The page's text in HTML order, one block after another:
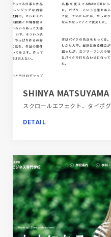
SHINYA MATSUYAMA
DETAIL